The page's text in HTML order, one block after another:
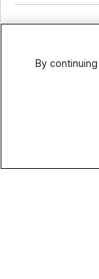
Liten bedrift
By